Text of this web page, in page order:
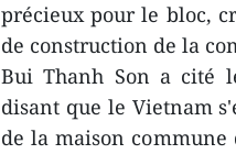
précieux pour le bloc,
de construction de la
Bui Thanh Son a cité
disant que le Vietnam
de la maison